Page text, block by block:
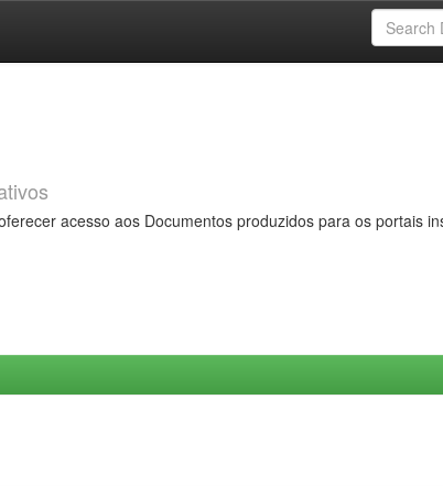
acesso aos Documentos produzidos para os portais